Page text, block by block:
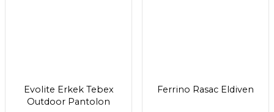
Evolite Erkek Tebex
Outdoor Pantolon
Ferrino Rasac Eldiven